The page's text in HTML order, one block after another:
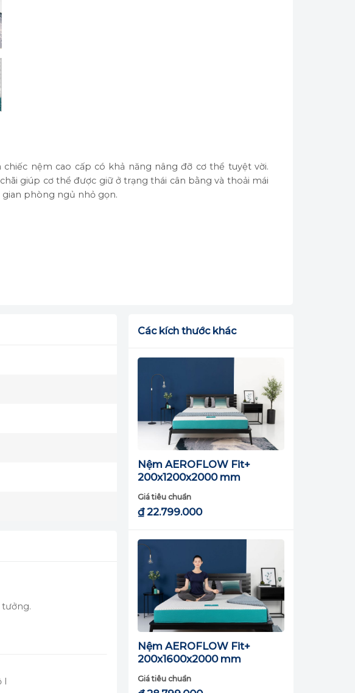
nệm cao cấp có khả năng nâng đỡ cơ thể tuyệt vời.
giúp cơ thể được giữ ở trạng thái cân bằng và thoải mái
phòng ngủ nhỏ gọn.
tưởng.
I
Các kích thước khác
Nệm AEROFLOW Fit+
200x1200x2000 mm
Giá tiêu chuẩn
₫22.799.000
Nệm AEROFLOW Fit+
200x1600x2000 mm
Giá tiêu chuẩn